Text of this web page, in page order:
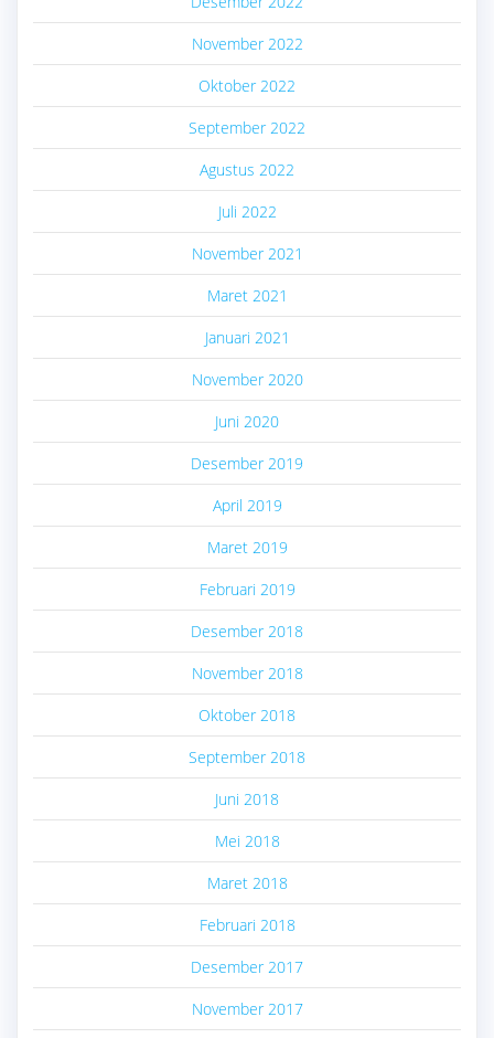
November 2022
Oktober 2022
September 2022
Agustus 2022
Juli 2022
November 2021
Maret 2021
Januari 2021
November 2020
Juni 2020
Desember 2019
April 2019
Maret 2019
Februari 2019
Desember 2018
November 2018
Oktober 2018
September 2018
Juni 2018
Mei 2018
Maret 2018
Februari 2018
Desember 2017
November 2017